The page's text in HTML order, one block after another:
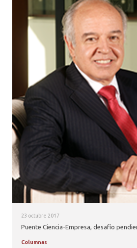
23 octubre 2017
Puente Ciencia-Empresa, desafío
Columnas